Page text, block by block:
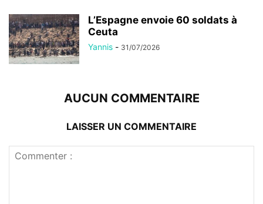
L’Espagne envoie 60 soldats à
Ceuta
Yannis - 31/07/2026
AUCUN COMMENTAIRE
LAISSER UN COMMENTAIRE